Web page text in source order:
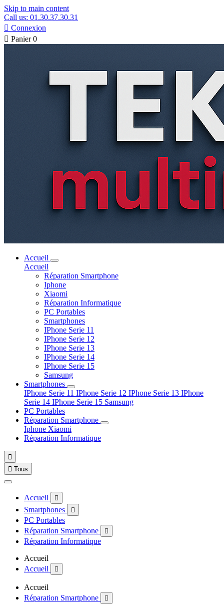
Skip to main content
Call us: 01.30.37.30.31
 Connexion
 Panier 0
Accueil
Accueil
Réparation Smartphone
Iphone
Xiaomi
Réparation Informatique
PC Portables
Smartphones
IPhone Serie 11
IPhone Serie 12
IPhone Serie 13
IPhone Serie 14
IPhone Serie 15
Samsung
Smartphones
IPhone Serie 11 IPhone Serie 12 IPhone Serie 13 IPhone
Serie 14 IPhone Serie 15 Samsung
PC Portables
Réparation Smartphone
Iphone Xiaomi
Réparation Informatique

 Tous
Accueil 
Smartphones 
PC Portables
Réparation Smartphone

Réparation Informatique
Accueil
Accueil

Accueil
Réparation Smartphone
